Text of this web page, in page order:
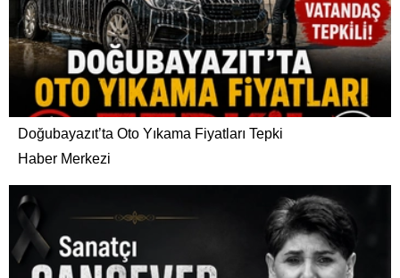
Doğubayazıt’ta Oto Yıkama Fiyatları Tepki
Haber Merkezi